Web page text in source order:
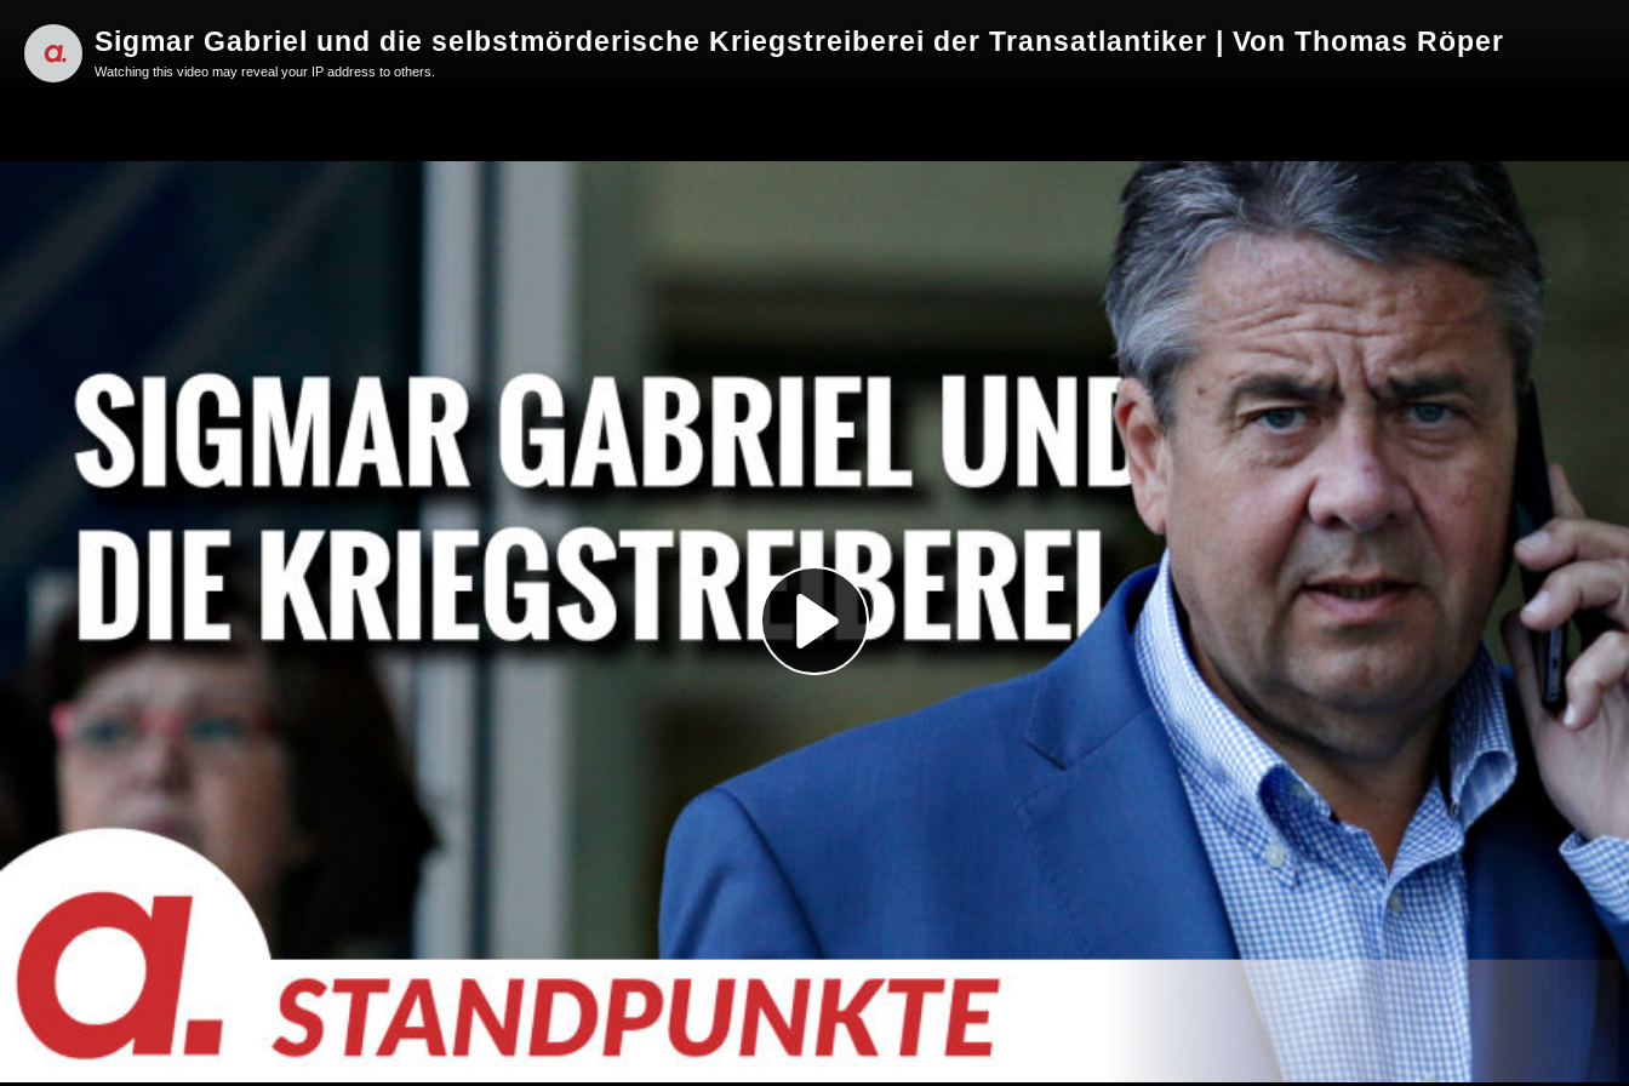
Play
Video
Sigmar Gabriel und die selbstmörderische Kriegstreiberei der Transatlantiker | Von Thomas Röper
Watching this video may reveal your IP address to others.